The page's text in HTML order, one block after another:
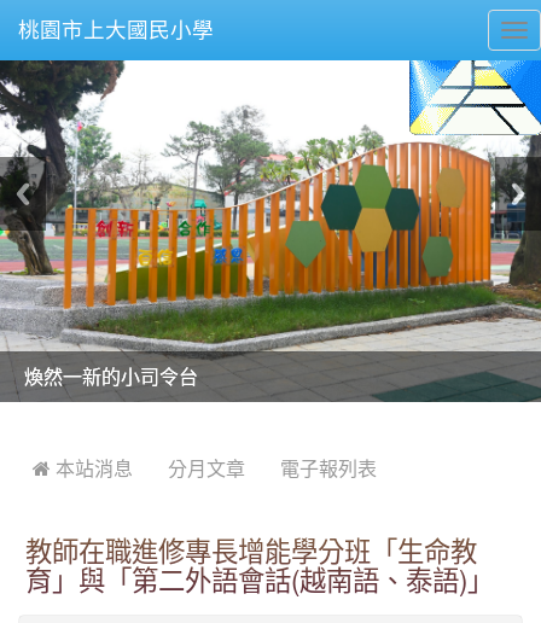
桃園市上大國民小學
美麗的操場是我們活力的來源
美麗的操場是我們活力的來源
煥然一新的小司令台
煥然一新的小司令台
富含桃園埤塘田園風光意象的中廊
富含桃園埤塘田園風光意象的中廊
嶄新的中庭廣場
嶄新的中庭廣場
水生池生生不息
水生池生生不息
 本站消息 分月文章 電子報列表
教師在職進修專長增能學分班「生命教
育」與「第二外語會話(越南語、泰語)」